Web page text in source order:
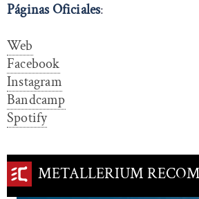
Páginas Oficiales:
Web
Facebook
Instagram
Bandcamp
Spotify
METALLERIUM